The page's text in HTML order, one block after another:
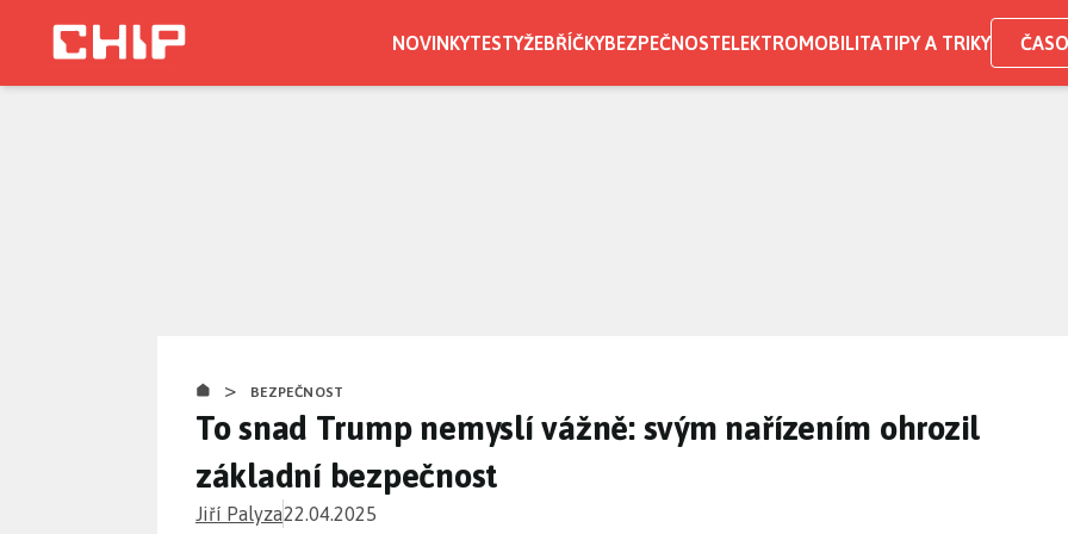
NOVINKYTESTYŽEBŘÍČKYBEZPEČNOSTELEKTROMOBILITATIPY A TRIKY
> BEZPEČNOST
To snad Trump nemyslí vážně: svým nařízením ohrozil
základní bezpečnost
Jiří Palyza22.04.2025